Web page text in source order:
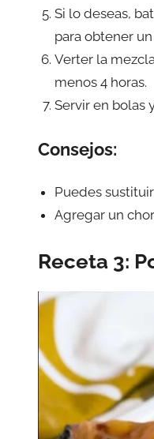
Si lo deseas,
para obtener
Verter la
menos 4 horas.
Servir en bolas
Consejos:
Puedes
Agregar un
Receta 3: